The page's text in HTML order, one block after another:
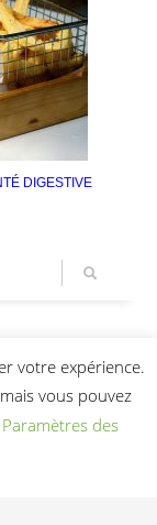
DIGESTIVE
votre expérience.
vous pouvez
Paramètres des